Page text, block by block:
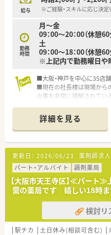
給与 ※ご経験・スキルに応じ決定
勤務
時間
月～金
09：00～20：00（休憩60
土
09：00～18：00（休憩60
※上記内で勤務曜日や
■大阪・神戸を中心に35店
■現在の社長様は現場から
の事を非常に理解されてい
■無借金経営で毎年増収増
定してあります。
■総合病院門前・中小病院門
宅専門薬局と、様々なタイ
■e-ラーニングや外部研修
プもしやすい環境です。
■経験に不安がある方には
ただけます。
■年間休日は120日前後（特
は全店舗の平均が月6時間程
ランスも充実する事ができ
■産育休復帰率100%で、
す。
■企業年金制度や従業員持
詳細を見る
更新日： 2026/06/23 薬剤師求人
パート・アルバイト
調剤薬局
【大阪市天王寺区】≪パート
需の薬局です 嬉しい18時ま
検討リ
駅チカ 土日休み(相談可含む)